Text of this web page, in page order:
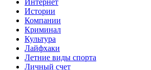
Истории
Компании
Криминал
Культура
Лайфхаки
Летние виды спорта
Личный счет